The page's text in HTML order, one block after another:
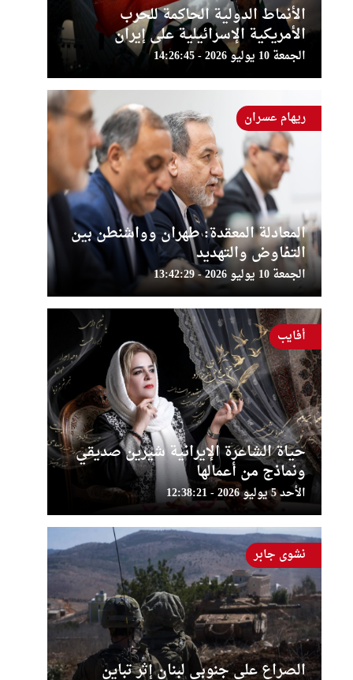
الأنماط الدولية الحاكمة للحرب
الأمريكية الإسرائيلية على إيران
الجمعة 10 يوليو 2026 - 14:26:45
المعادلة المعقدة: طهران وواشنطن بين
التفاوض والتهديد
الجمعة 10 يوليو 2026 - 13:42:29
ريهام عسران
حياة الشاعرة الإيرانية شيرين صديقي
ونماذج من أعمالها
الأحد 5 يوليو 2026 - 12:38:21
أفايب
الصراع على جنوبي لبنان إثر تباين
نشوى جابر